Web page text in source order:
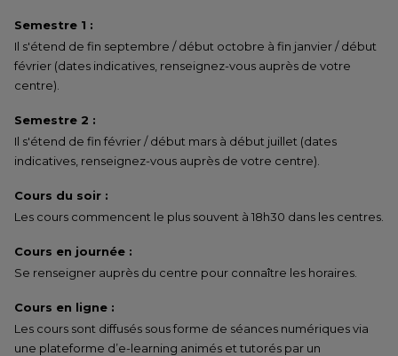
Semestre 1 :
Il s'étend de fin septembre / début octobre à fin janvier / début
février (dates indicatives, renseignez-vous auprès de votre
centre).
Semestre 2 :
Il s'étend de fin février / début mars à début juillet (dates
indicatives, renseignez-vous auprès de votre centre).
Cours du soir :
Les cours commencent le plus souvent à 18h30 dans les centres.
Cours en journée :
Se renseigner auprès du centre pour connaître les horaires.
Cours en ligne :
Les cours sont diffusés sous forme de séances numériques via
une plateforme d’e-learning animés et tutorés par un